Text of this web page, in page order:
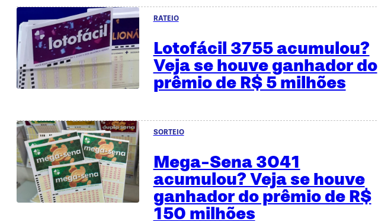
RATEIO
Lotofácil 3755 acumulou?
Veja se houve ganhador do
prêmio de R$ 5 milhões
SORTEIO
Mega-Sena 3041
acumulou? Veja se houve
ganhador do prêmio de R$
150 milhões